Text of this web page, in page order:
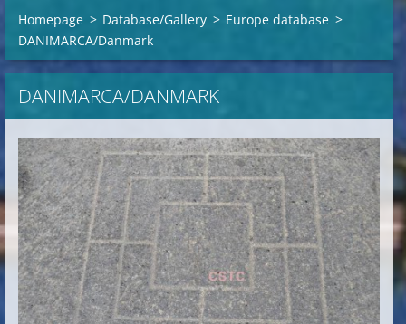
Homepage > Database/Gallery > Europe database >
DANIMARCA/Danmark
DANIMARCA/DANMARK